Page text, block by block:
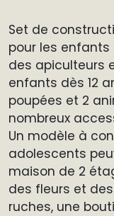
Set de
pour les
des apiculteurs
enfants dès 12
poupées et 2
nombreux
Un modèle à
adolescents
maison de 2
des fleurs et
ruches, une